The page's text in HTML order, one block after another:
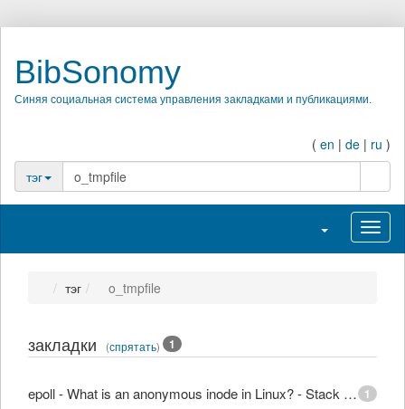
BibSonomy
Синяя социальная система управления закладками и публикациями.
( en | de | ru )
тэг
Переключить
тэг o_tmpfile
закладки (спрятать) 1
1
epoll - What is an anonymous inode in Linux? - Stack Overflow